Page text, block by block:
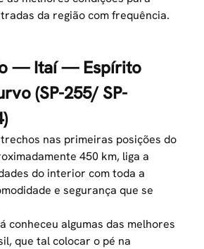
da região com frequência.
— Itaí — Espírito
(SP-255/ SP-
nas primeiras posições do
450 km, liga a
do interior com toda a
e segurança que se
conheceu algumas das melhores
que tal colocar o pé na